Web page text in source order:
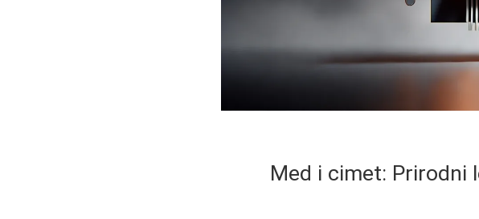
Med i cimet: Prirodni